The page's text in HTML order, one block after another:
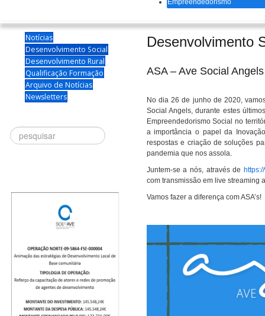
Empreendedorismo
Notícias
Desenvolvimento Social
Desenvolvimento Rural
Qualificação Formação
Arquivo de Notícias
Newsletters
Procurar
Desenvolvimento
ASA – Ave Social
No dia 26 de junho de 2020,
Social Angels, durante estes
Empreendedorismo Social no
a importância o papel da
respostas e criação de soluções
pandemia que nos assola.
Juntem-se a nós, através de
com transmissão em live streaming
Vamos fazer a diferença com ASA’s!